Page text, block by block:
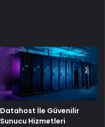
Datahost İle Güvenilir
Sunucu Hizmetleri